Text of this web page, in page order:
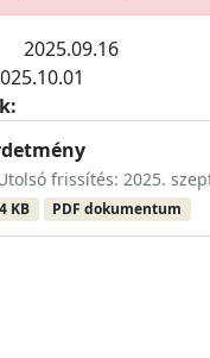
2025.09.16
frissítés: 2025.
KB PDF dokumentum